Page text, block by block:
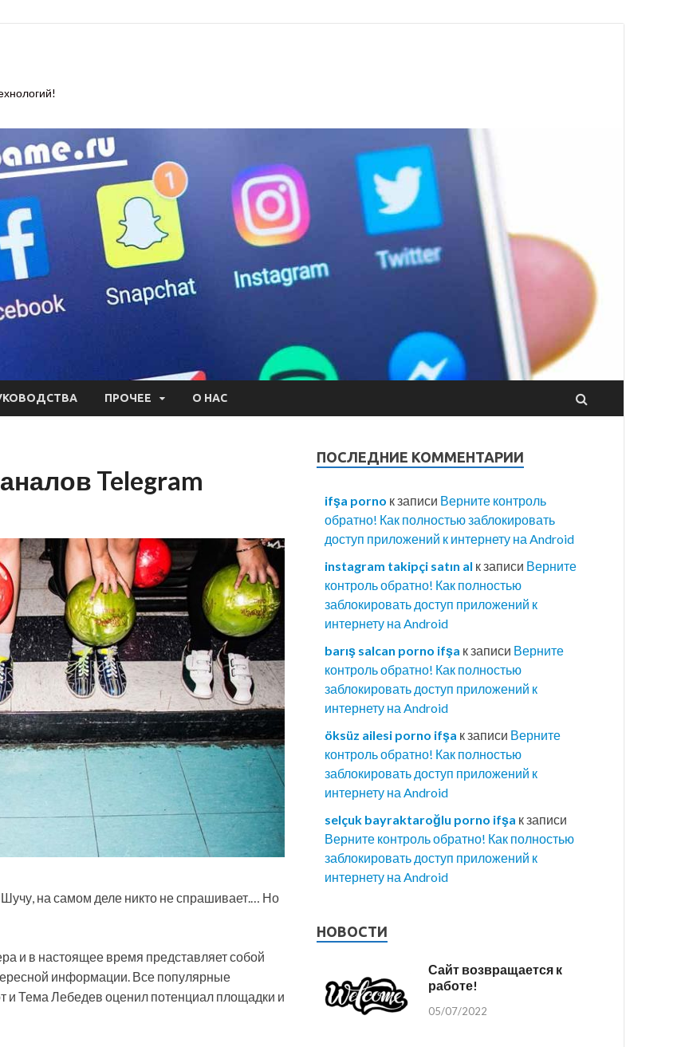
ПРОЧЕЕ О НАС
Telegram
на самом деле никто не спрашивает.… Но
и в настоящее время представляет собой
информации. Все популярные
и Тема Лебедев оценил потенциал площадки и
ПОСЛЕДНИЕ КОММЕНТАРИИ
ifşa porno к записи Верните контроль
обратно! Как полностью заблокировать
доступ приложений к интернету на Android
instagram takipçi satın al к записи Верните
контроль обратно! Как полностью
заблокировать доступ приложений к
интернету на Android
barış salcan porno ifşa к записи Верните
контроль обратно! Как полностью
заблокировать доступ приложений к
интернету на Android
öksüz ailesi porno ifşa к записи Верните
контроль обратно! Как полностью
заблокировать доступ приложений к
интернету на Android
selçuk bayraktaroğlu porno ifşa к записи
Верните контроль обратно! Как полностью
заблокировать доступ приложений к
интернету на Android
НОВОСТИ
Сайт возвращается к
работе!
05/07/2022